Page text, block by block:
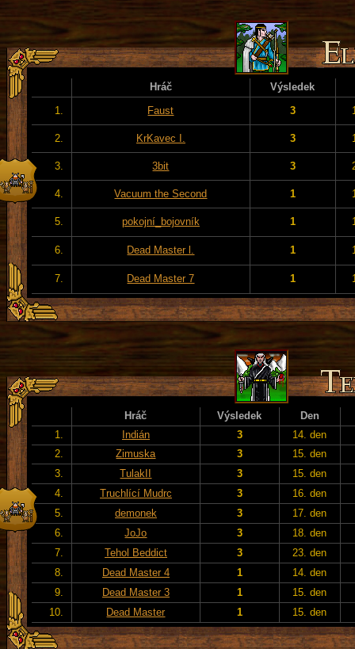
Hráč
Výsledek
1.
Faust 3
2. KrKavec I. 3
3. 3bit 3
4. Vacuum the Second 1
5. pokojní_bojovník 1
6. Dead Master l. 1
7. Dead Master 7 1
Hráč Výsledek
Den
1.
Indián 3
14. den
2.
Zimuska 3
15. den
3.
TulakII 3
15. den
4.
Truchlící Mudrc 3
16. den
5.
demonek 3
17. den
6.
JoJo 3
18. den
7.
Tehol Beddict 3
23. den
8.
Dead Master 4 1
14. den
9.
Dead Master 3 1
15. den
10.
Dead Master 1 15. den